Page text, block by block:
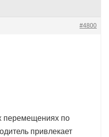
#4800
перемещениях по
привлекает